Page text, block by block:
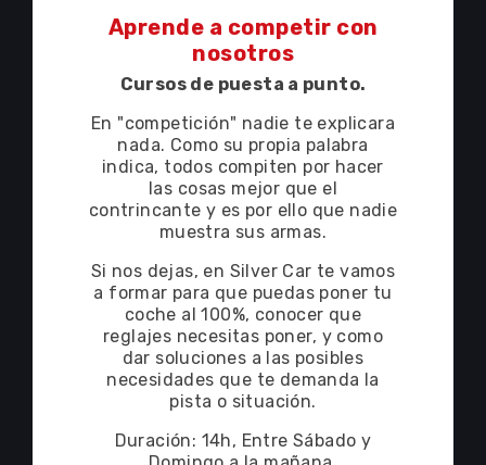
Aprende a competir con
nosotros
Cursos de puesta a punto.
En "competición" nadie te explicara
nada. Como su propia palabra
indica, todos compiten por hacer
lascosas mejor que el
contrincante y es por ello que nadie
muestra sus armas.
Si nos dejas, en Silver Car te vamos
a formar para que puedas poner tu
coche al 100%, conocer que
reglajesnecesitas poner,y como
dar soluciones a las posibles